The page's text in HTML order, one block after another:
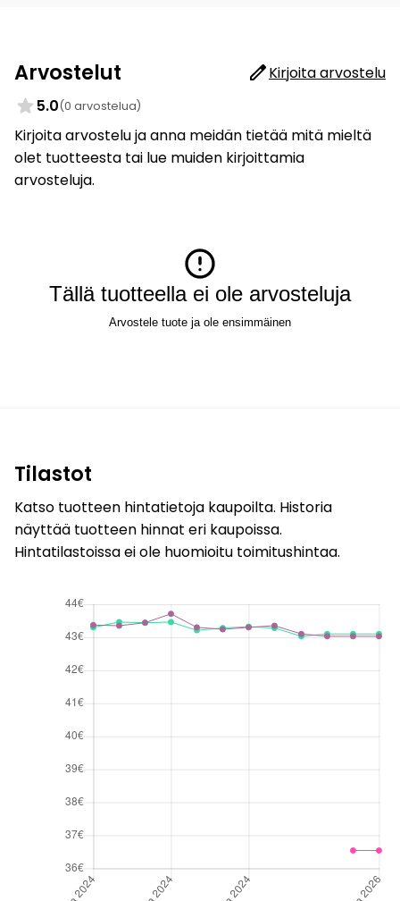
Arvostelut
Kirjoita arvostelu
5.0(0 arvostelua)
Kirjoita arvostelu ja anna meidän tietää mitä mieltä
olet tuotteesta tai lue muiden kirjoittamia
arvosteluja.
Tällä tuotteella ei ole arvosteluja
Arvostele tuote ja ole ensimmäinen
Tilastot
Katso tuotteen hintatietoja kaupoilta. Historia
näyttää tuotteen hinnat eri kaupoissa.
Hintatilastoissa ei ole huomioitu toimitushintaa.